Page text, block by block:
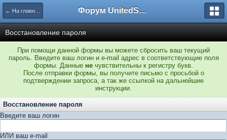
← На главную Форум UnitedSouth
Восстановление пароля
При помощи данной формы вы можете сбросить ваш текущий
пароль. Введите ваш логин и e-mail адрес в соответствующие поля
формы. Данные не чувствительны к регистру букв.
После отправки формы, вы получите письмо с просьбой о
подтверждении запроса, а так же ссылкой на дальнейшие
инструкции.
Восстановление пароля
Введите ваш логин
ИЛИ ваш e-mail